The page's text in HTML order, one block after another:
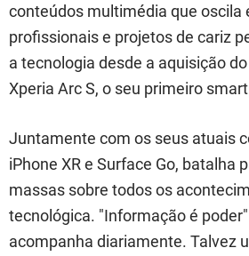
conteúdos multimédia que oscila
profissionais e projetos de cariz
a tecnologia desde a aquisição
Xperia Arc S, o seu primeiro
Juntamente com os seus atuais
iPhone XR e Surface Go, batalha
massas sobre todos os
tecnológica. "Informação é
acompanha diariamente. Talvez